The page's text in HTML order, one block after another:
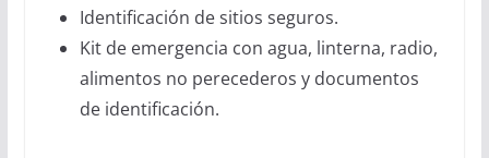
Identificación de sitios seguros.
Kit de emergencia con agua, linterna, radio,
alimentos no perecederos y documentos
de identificación.